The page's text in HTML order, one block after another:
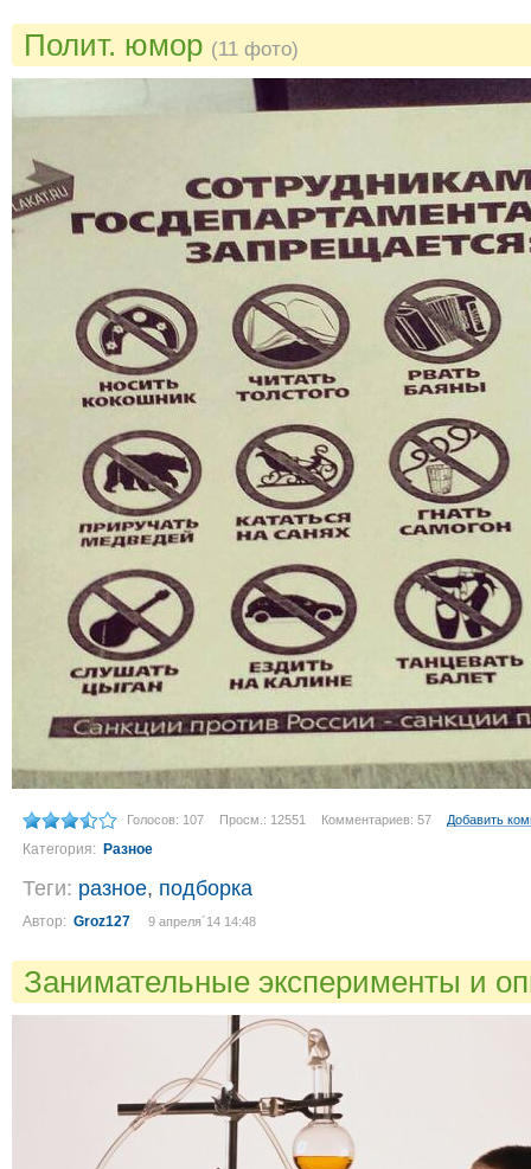
Полит. юмор (11 фото)
Голосов: 107 Просм.: 12551 Комментариев: 57 Добавить
Категория: Разное
Теги: разное, подборка
Автор: Groz127 9 апреля´14 14:48
Занимательные эксперименты и